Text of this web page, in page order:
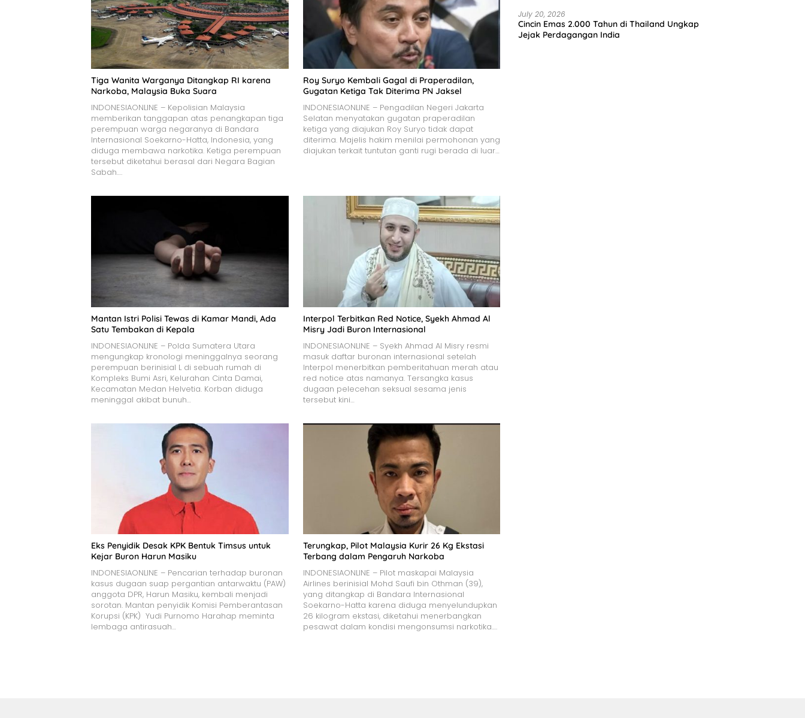
Tiga Wanita Warganya Ditangkap RI karena
Narkoba, Malaysia Buka Suara
INDONESIAONLINE – Kepolisian Malaysia
memberikan tanggapan atas penangkapan tiga
perempuan warga negaranya di Bandara
Internasional Soekarno-Hatta, Indonesia, yang
diduga membawa narkotika. Ketiga perempuan
tersebut diketahui berasal dari Negara Bagian
Sabah….
Roy Suryo Kembali Gagal di Praperadilan,
Gugatan Ketiga Tak Diterima PN Jaksel
INDONESIAONLINE – Pengadilan Negeri Jakarta
Selatan menyatakan gugatan praperadilan
ketiga yang diajukan Roy Suryo tidak dapat
diterima. Majelis hakim menilai permohonan yang
diajukan terkait tuntutan ganti rugi berada di luar…
Mantan Istri Polisi Tewas di Kamar Mandi, Ada
Satu Tembakan di Kepala
INDONESIAONLINE – Polda Sumatera Utara
mengungkap kronologi meninggalnya seorang
perempuan berinisial L di sebuah rumah di
Kompleks Bumi Asri, Kelurahan Cinta Damai,
Kecamatan Medan Helvetia. Korban diduga
meninggal akibat bunuh…
Interpol Terbitkan Red Notice, Syekh Ahmad Al
Misry Jadi Buron Internasional
INDONESIAONLINE – Syekh Ahmad Al Misry resmi
masuk daftar buronan internasional setelah
Interpol menerbitkan pemberitahuan merah atau
red notice atas namanya. Tersangka kasus
dugaan pelecehan seksual sesama jenis
tersebut kini…
Eks Penyidik Desak KPK Bentuk Timsus untuk
Kejar Buron Harun Masiku
INDONESIAONLINE – Pencarian terhadap buronan
kasus dugaan suap pergantian antarwaktu (PAW)
anggota DPR, Harun Masiku, kembali menjadi
sorotan. Mantan penyidik Komisi Pemberantasan
Korupsi (KPK) Yudi Purnomo Harahap meminta
lembaga antirasuah…
Terungkap, Pilot Malaysia Kurir 26 Kg Ekstasi
Terbang dalam Pengaruh Narkoba
INDONESIAONLINE – Pilot maskapai Malaysia
Airlines berinisial Mohd Saufi bin Othman (39),
yang ditangkap di Bandara Internasional
Soekarno-Hatta karena diduga menyelundupkan
26 kilogram ekstasi, diketahui menerbangkan
pesawat dalam kondisi mengonsumsi narkotika….
July 20, 2026
Cincin Emas 2.000 Tahun di Thailand Ungkap
Jejak Perdagangan India